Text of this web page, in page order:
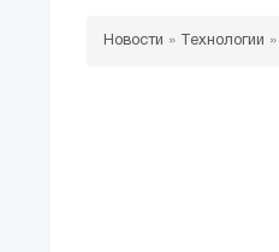
Новости » Технологии »